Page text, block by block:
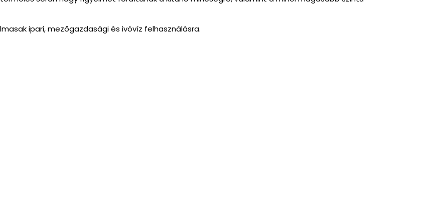
ipari, mezőgazdasági és ivóvíz felhasználásra.